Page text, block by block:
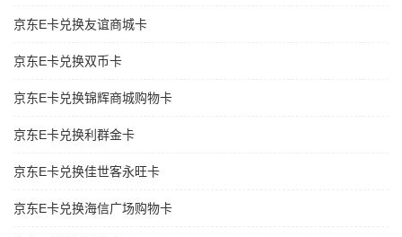
京东E卡兑换友谊商城卡
京东E卡兑换双币卡
京东E卡兑换锦辉商城购物卡
京东E卡兑换利群金卡
京东E卡兑换佳世客永旺卡
京东E卡兑换海信广场购物卡